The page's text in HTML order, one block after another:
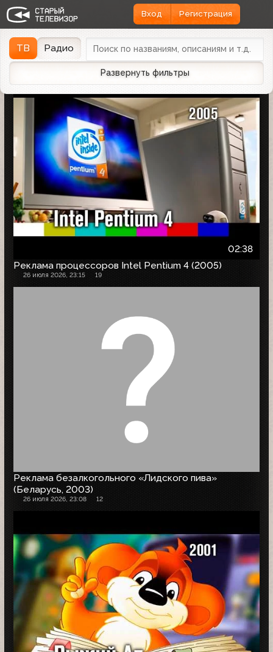
Вход Регистрация
ТВ Радио
Развернуть фильтры
Найдено 1166 записей Дата эфираДата заливки
02:38
Реклама процессоров Intel Pentium 4 (2005)
26 июля 2026, 23:15 19
Реклама безалкогольного «Лидского пива»
(Беларусь, 2003)
26 июля 2026, 23:08 12